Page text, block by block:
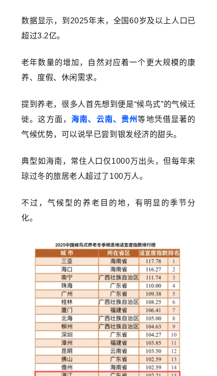
数据显示，到2025年末，全国60岁及以上人口已
超过3.2亿。
老年数量的增加，自然对应着一个更大规模的康
养、度假、休闲需求。
提到养老，很多人首先想到便是“候鸟式”的气候迁
徙。这方面，海南、云南、贵州等地凭借显著的
气候优势，可以说早已尝到银发经济的甜头。
典型如海南，常住人口仅1000万出头，但每年来
琼过冬的旅居老人超过了100万人。
不过，气候型的养老目的地，有明显的季节分
化。